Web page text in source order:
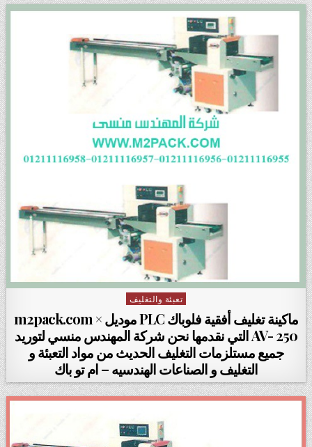
Posted in
تعبئة والتغليف
ماكينة تغليف أفقية فلوباك PLC موديل m2pack.com ×
AV- 250 التي نقدمها نحن شركة المهندس منسي لتوريد
جميع مستلزمات التغليف الحديث من مواد التعبئة و
التغليف و الصناعات الهندسيه – ام تو باك